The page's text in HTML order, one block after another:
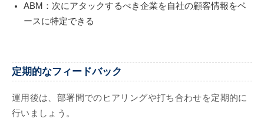
ABM：次にアタックするべき企業を自社の顧客情報をベ
ースに特定できる
定期的なフィードバック
運用後は、部署間でのヒアリングや打ち合わせを定期的に
行いましょう。